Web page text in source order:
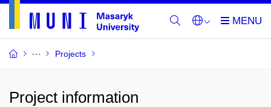
Projects
Project information